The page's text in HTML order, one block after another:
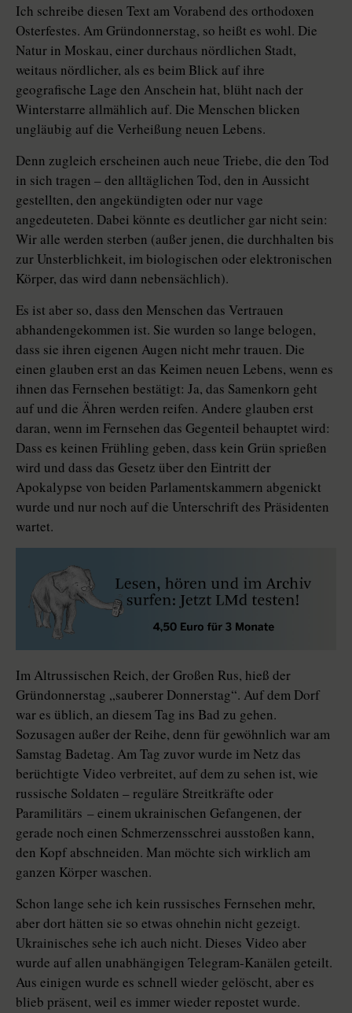
Ich schreibe diesen Text am Vorabend des orthodoxen
Osterfestes. Am Gründonnerstag, so heißt es wohl. Die
Natur in Moskau, einer durchaus nördlichen Stadt,
weitaus nördlicher, als es beim Blick auf ihre
geografische Lage den Anschein hat, blüht nach der
Winterstarre allmählich auf. Die Menschen blicken
ungläubig auf die Verheißung ­neuen Lebens.
Denn zugleich erscheinen auch neue Triebe, die den Tod
in sich tragen – den alltäglichen Tod, den in Aussicht
gestellten, den angekündigten oder nur vage
angedeuteten. Dabei könnte es deutlicher gar nicht sein:
Wir alle werden sterben (außer jenen, die durchhalten bis
zur Unsterblichkeit, im biologischen oder elektronischen
Körper, das wird dann nebensächlich).
Es ist aber so, dass den Menschen das Vertrauen
abhandengekommen ist. Sie wurden so lange belogen,
dass sie ihren eigenen Augen nicht mehr trauen. Die
einen glauben erst an das Keimen neuen Lebens, wenn es
ihnen das Fernsehen bestätigt: Ja, das Samenkorn geht
auf und die Ähren werden reifen. Andere glauben erst
daran, wenn im Fernsehen das Gegenteil behauptet wird:
Dass es keinen Frühling geben, dass kein Grün sprießen
wird und dass das Gesetz über den Eintritt der
Apokalypse von beiden Parlamentskammern abgenickt
wurde und nur noch auf die Unterschrift des Präsidenten
wartet.
Im Altrussischen Reich, der Großen Rus, hieß der
Gründonnerstag „sauberer Donnerstag“. Auf dem Dorf
war es üblich, an diesem Tag ins Bad zu gehen.
Sozusagen außer der Reihe, denn für gewöhnlich war am
Samstag Badetag. Am Tag zuvor wurde im Netz das
berüchtigte Video verbreitet, auf dem zu sehen ist, wie
russische Soldaten – reguläre Streitkräfte oder
Paramilitärs – einem ukrainischen Gefangenen, der
gerade noch einen Schmerzensschrei ausstoßen kann,
den Kopf abschneiden. Man möchte sich wirklich am
ganzen Körper waschen.
Schon lange sehe ich kein russisches Fernsehen mehr,
aber dort hätten sie so etwas ohnehin nicht gezeigt.
Ukrai­nisches sehe ich auch nicht. Dieses Video aber
wurde auf allen unabhängigen Telegram-Kanälen geteilt.
Aus einigen wurde es schnell wieder gelöscht, aber es
blieb präsent, weil es immer wieder repostet wurde.